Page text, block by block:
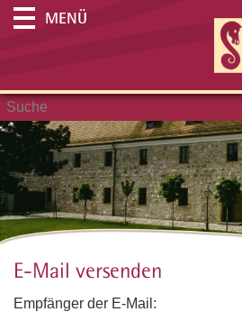
MENÜ
E-Mail versenden
Empfänger der E-Mail: